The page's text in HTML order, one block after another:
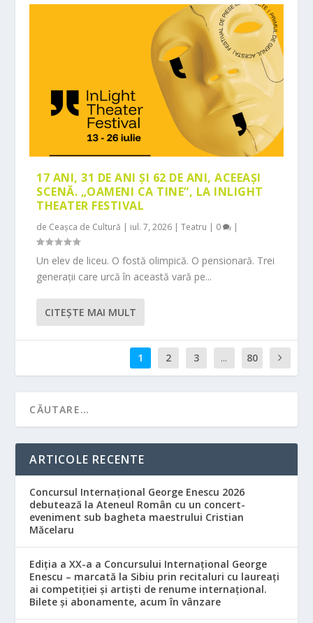
17 ANI, 31 DE ANI ȘI 62 DE ANI, ACEEAȘI
SCENĂ. „OAMENI CA TINE”, LA INLIGHT
THEATER FESTIVAL
de Ceașca de Cultură | iul. 7, 2026 |Teatru | 0 |
Un elev de liceu. O fostă olimpică. O pensionară. Trei
generații care urcă în această vară pe...
CITEŞTE MAI MULT
1 2 3 ... 80
ARTICOLE RECENTE
Concursul Internațional George Enescu 2026
debutează la Ateneul Român cu un concert-
eveniment sub bagheta maestrului Cristian
Măcelaru
Ediția a XX-a a Concursului Internațional George
Enescu – marcată la Sibiu prin recitaluri cu laureați
ai competiției și artiști de renume internațional.
Bilete și abonamente, acum în vânzare